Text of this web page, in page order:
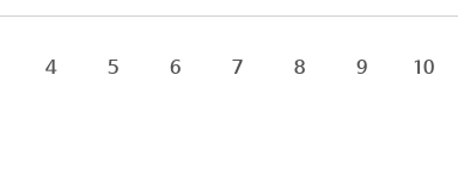
4 5 6 7 8 9 10